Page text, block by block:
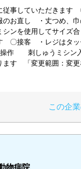
従事していただきます
のお直し ・丈つめ、巾
ンを使用してサイズ合
〇接客 ・レジはタッ
作 刺しゅうミシン
ます 「変更範囲：変更
この企